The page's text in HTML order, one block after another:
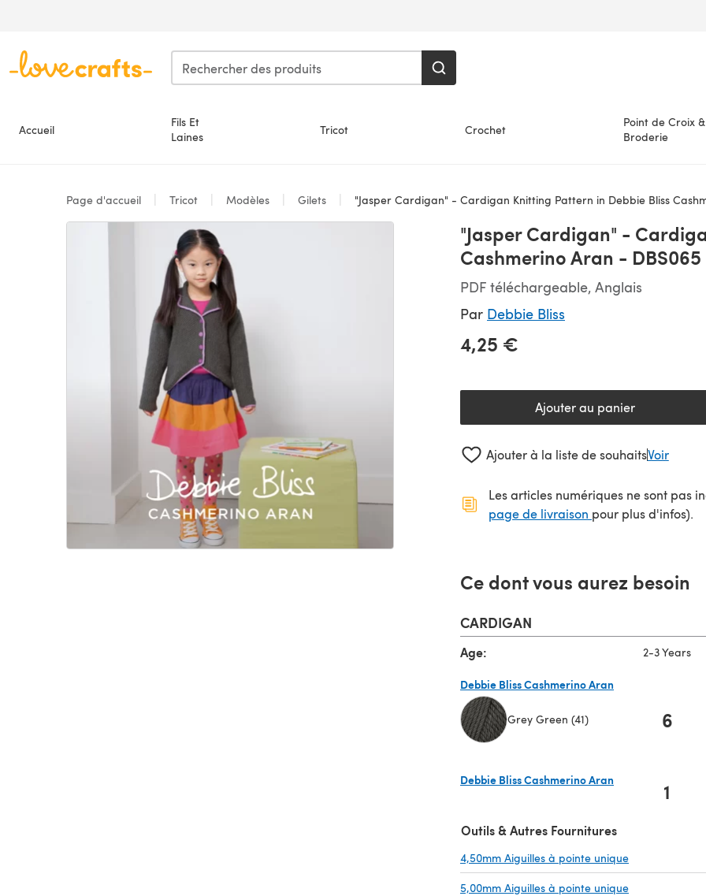
Accueil
Fils Et
Laines
Tricot Crochet
Point de Croix &
Broderie
Page d'accueil Tricot Modèles Gilets "Jasper Cardigan" - Cardigan Knitting Pattern in Debbie Bliss
"Jasper Cardigan" -
Cashmerino Aran - DBS065
PDF téléchargeable, Anglais
Par Debbie Bliss
4,25 €
Ajouter au panier
Ajouter à la liste de souhaitsVoir
Les articles numériques ne sont pas
page de livraison (s'ouvre dans un
pour plus d'infos).
Ce dont vous aurez besoin
CARDIGAN
Age: 2-3 Years
Debbie Bliss Cashmerino Aran
Grey Green (41) 6
Debbie Bliss Cashmerino Aran
1
Outils & Autres Fournitures
4,50mm Aiguilles à pointe unique
5,00mm Aiguilles à pointe unique